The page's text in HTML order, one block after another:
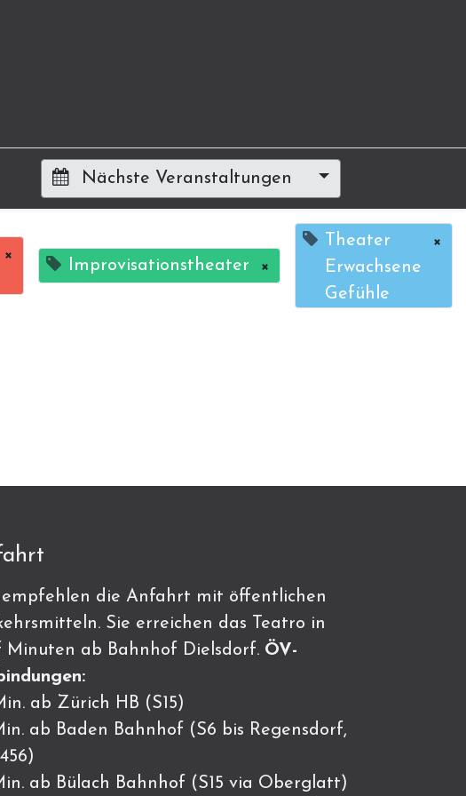
Nächste Veranstaltungen
×
Improvisationstheater ×
Theater
Erwachsene
Gefühle
×
die Anfahrt mit öffentlichen
Sie erreichen das Teatro in
Minuten ab Bahnhof Dielsdorf. ÖV-
ab Zürich HB (S15)
ab Baden Bahnhof (S6 bis Regensdorf,
ab Bülach Bahnhof (S15 via Oberglatt)